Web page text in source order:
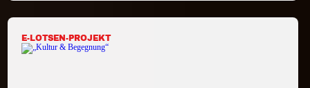
E-LOTSEN-PROJEKT